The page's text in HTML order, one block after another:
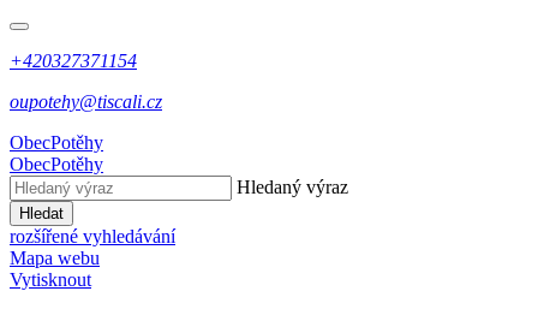
+420327371154
oupotehy@tiscali.cz
ObecPotěhy
ObecPotěhy
Hledaný výraz
Hledat
rozšířené vyhledávání
Mapa webu
Vytisknout